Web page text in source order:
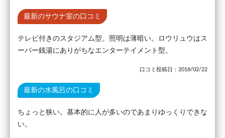
最新のサウナ室の口コミ
テレビ付きのスタジアム型。照明は薄暗い。ロウリュウはス
ーパー銭湯にありがちなエンターテイメント型。
口コミ投稿日：2018/02/22
最新の水風呂の口コミ
ちょっと狭い。基本的に人が多いのであまりゆっくりできな
い。